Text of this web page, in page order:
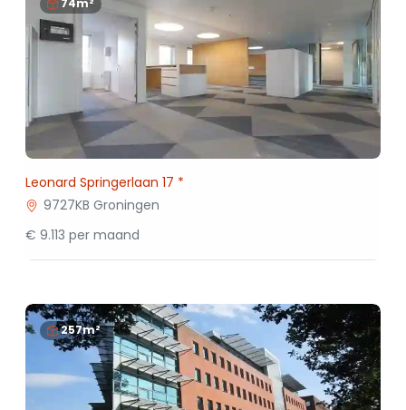
74m²
Leonard Springerlaan 17 *
9727KB Groningen
€ 9.113 per maand
257m²